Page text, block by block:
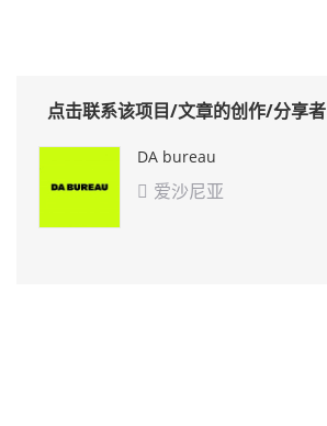
点击联系该项目/文章的创作/分享者
DA bureau
 爱沙尼亚